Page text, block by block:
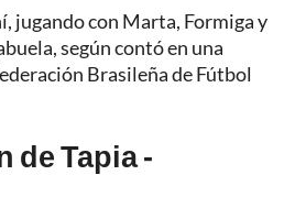
jugando con Marta, Formiga y
según contó en una
Brasileña de Fútbol
de Tapia -